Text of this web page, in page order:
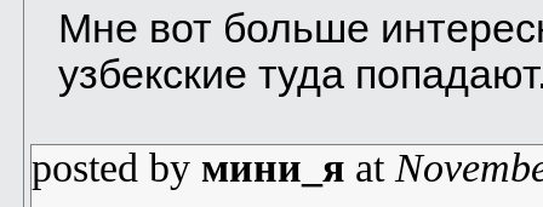
Мне вот больше
узбекские туда
posted by мини_я at